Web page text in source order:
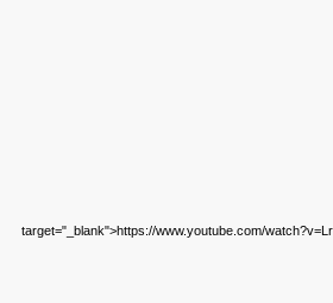
target="_blank">https://www.youtube.com/